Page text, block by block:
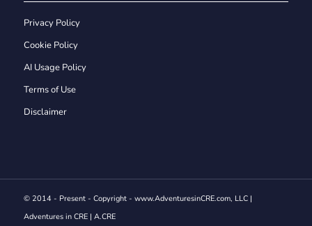
Privacy Policy
Cookie Policy
AI Usage Policy
Terms of Use
Disclaimer
© 2014 - Present - Copyright - www.AdventuresinCRE.com, LLC |
Adventures in CRE | A.CRE